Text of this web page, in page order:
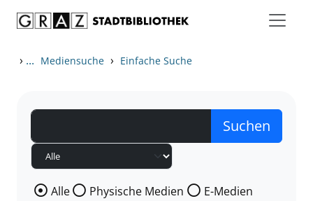
› ... Mediensuche › Einfache Suche
Wählen Sie die Medienart nach der Sie suchen wollen.
Alle Physische Medien
E-Medien